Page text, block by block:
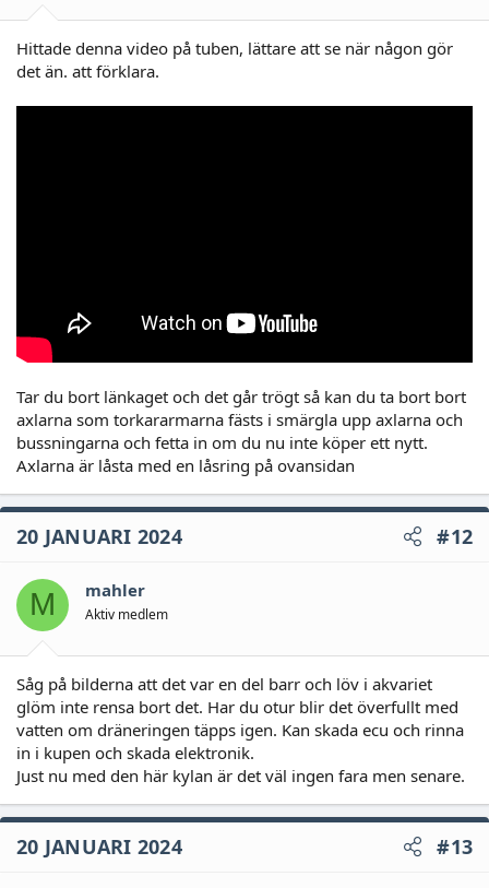
Hittade denna video på tuben, lättare att se när någon gör
det än. att förklara.
Tar du bort länkaget och det går trögt så kan du ta bort bort
axlarna som torkararmarna fästs i smärgla upp axlarna och
bussningarna och fetta in om du nu inte köper ett nytt.
Axlarna är låsta med en låsring på ovansidan
20 JANUARI 2024 #12
M mahler
Aktiv medlem
Såg på bilderna att det var en del barr och löv i akvariet
glöm inte rensa bort det. Har du otur blir det överfullt med
vatten om dräneringen täpps igen. Kan skada ecu och rinna
in i kupen och skada elektronik.
Just nu med den här kylan är det väl ingen fara men senare.
20 JANUARI 2024 #13